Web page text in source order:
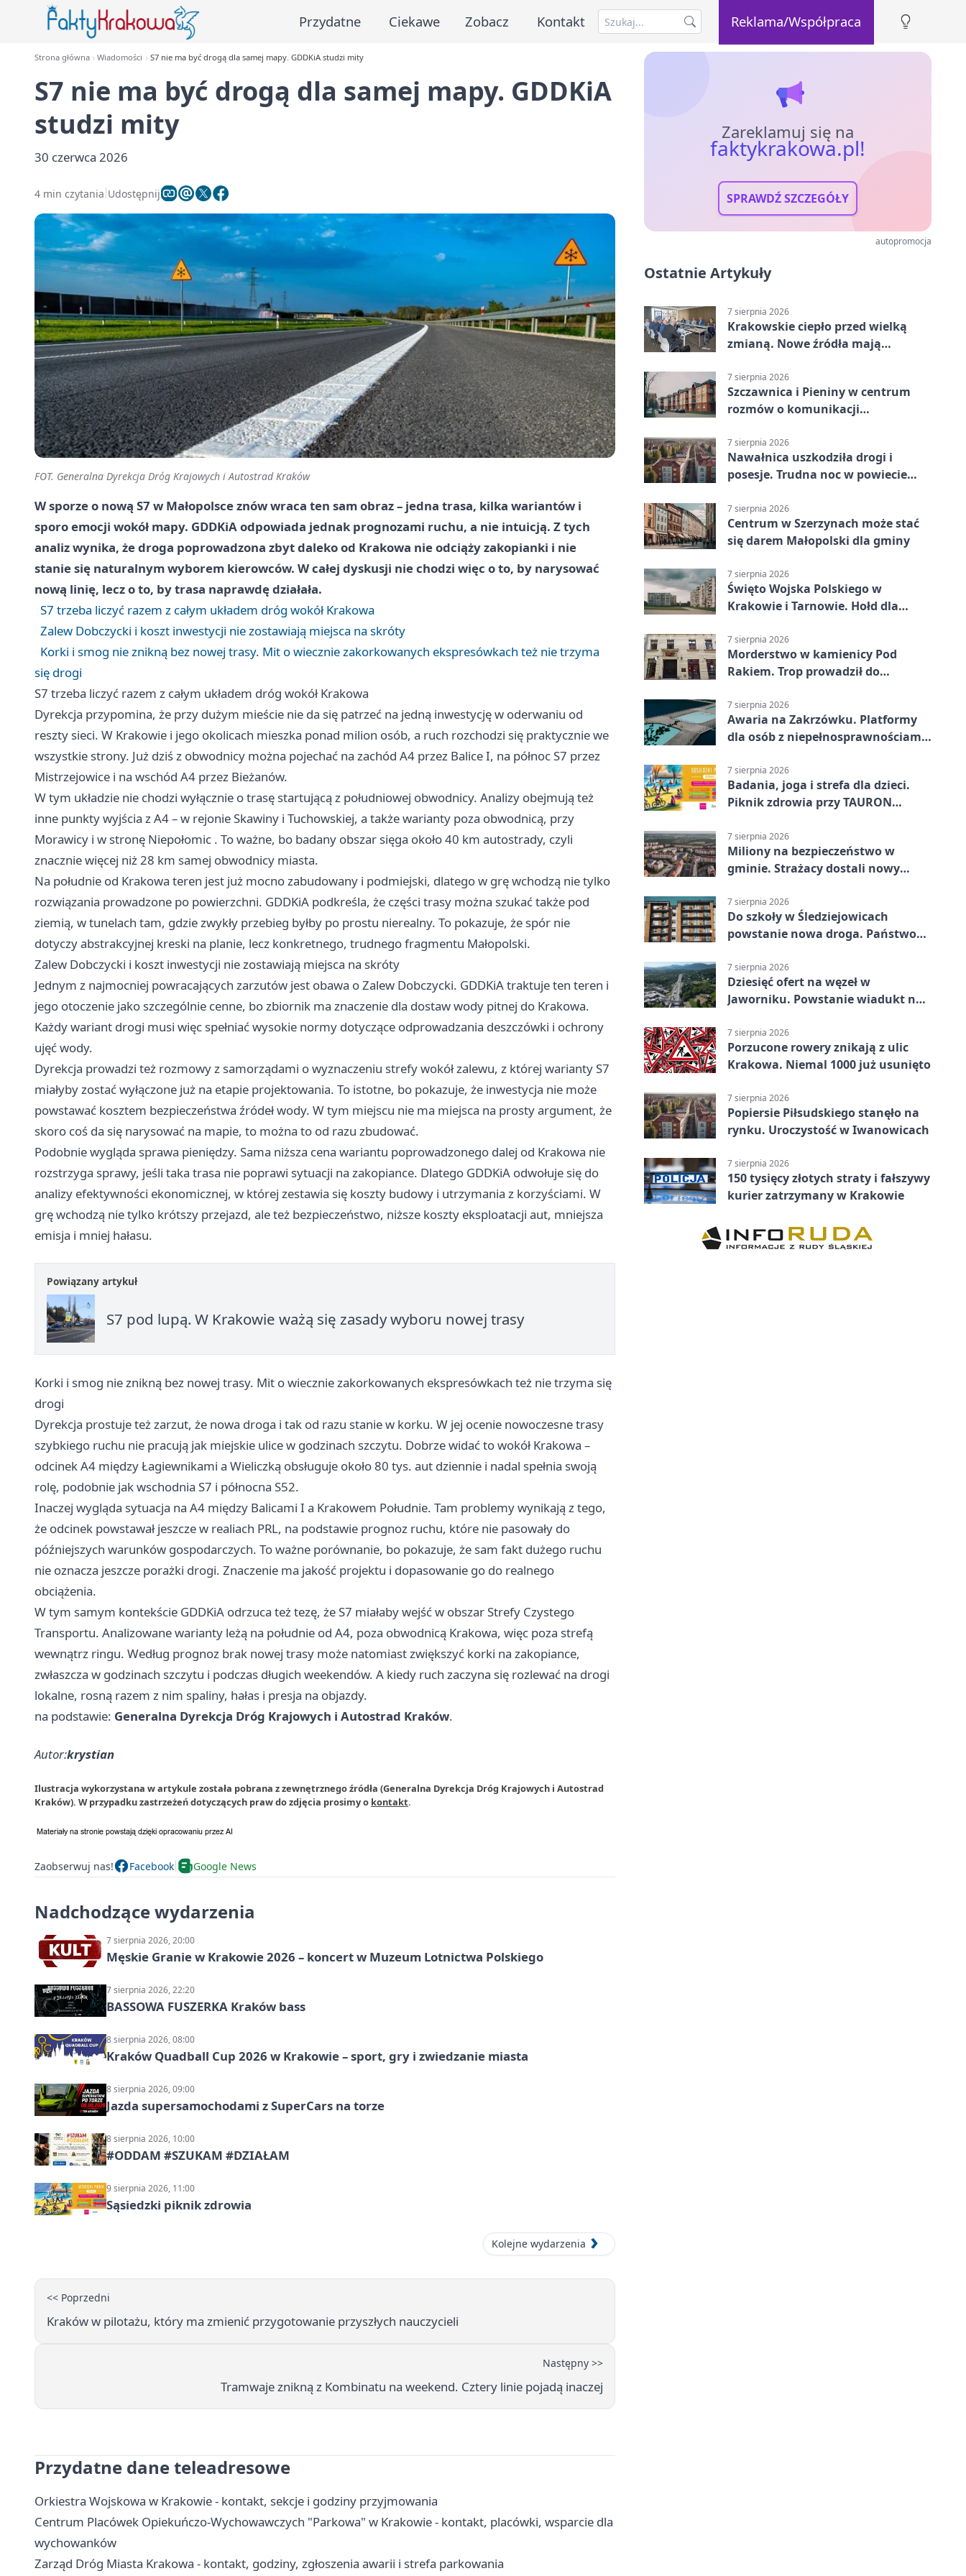
Przydatne Ciekawe Zobacz Kontakt Reklama/Współpraca
Strona główna Wiadomości S7 nie ma być drogą dla samej mapy. GDDKiA studzi mity
S7 nie ma być drogą dla samej mapy. GDDKiA
studzi mity
30 czerwca 2026
4 min czytania Udostępnij
FOT. Generalna Dyrekcja Dróg Krajowych i Autostrad Kraków
W sporze o nową S7 w Małopolsce znów wraca ten sam obraz – jedna trasa, kilka wariantów i
sporo emocji wokół mapy. GDDKiA odpowiada jednak prognozami ruchu, a nie intuicją. Z tych
analiz wynika, że droga poprowadzona zbyt daleko od Krakowa nie odciąży zakopianki i nie
stanie się naturalnym wyborem kierowców. W całej dyskusji nie chodzi więc o to, by narysować
nową linię, lecz o to, by trasa naprawdę działała.
S7 trzeba liczyć razem z całym układem dróg wokół Krakowa
Zalew Dobczycki i koszt inwestycji nie zostawiają miejsca na skróty
Korki i smog nie znikną bez nowej trasy. Mit o wiecznie zakorkowanych ekspresówkach też nie trzyma
się drogi
S7 trzeba liczyć razem z całym układem dróg wokół Krakowa
Dyrekcja przypomina, że przy dużym mieście nie da się patrzeć na jedną inwestycję w oderwaniu od
reszty sieci. W Krakowie i jego okolicach mieszka ponad milion osób, a ruch rozchodzi się praktycznie we
wszystkie strony. Już dziś z obwodnicy można pojechać na zachód A4 przez Balice I, na północ S7 przez
Mistrzejowice i na wschód A4 przez Bieżanów.
W tym układzie nie chodzi wyłącznie o trasę startującą z południowej obwodnicy. Analizy obejmują też
inne punkty wyjścia z A4 – w rejonieSkawiny i Tuchowskiej, a także warianty poza obwodnicą, przy
Morawicy i w stronę Niepołomic . To ważne, bo badany obszar sięga około 40 km autostrady, czyli
znacznie więcej niż 28 km samej obwodnicy miasta.
Na południe od Krakowa teren jest już mocno zabudowany i podmiejski, dlatego w grę wchodzą nie tylko
rozwiązania prowadzone po powierzchni. GDDKiA podkreśla, że części trasy można szukać także pod
ziemią, w tunelach tam, gdzie zwykły przebieg byłby po prostu nierealny. To pokazuje, że spór nie
dotyczy abstrakcyjnej kreski na planie, lecz konkretnego, trudnego fragmentu Małopolski.
Zalew Dobczycki i koszt inwestycji nie zostawiają miejsca na skróty
Jednym z najmocniej powracających zarzutów jest obawa o Zalew Dobczycki. GDDKiA traktuje ten teren i
jego otoczenie jako szczególnie cenne, bo zbiornik ma znaczenie dla dostaw wody pitnej do Krakowa.
Każdy wariant drogi musi więc spełniać wysokie normy dotyczące odprowadzania deszczówki i ochrony
ujęć wody.
Dyrekcja prowadzi też rozmowy z samorządami o wyznaczeniu strefy wokół zalewu, z której warianty S7
miałyby zostać wyłączone już na etapie projektowania. To istotne, bo pokazuje, że inwestycja nie może
powstawać kosztem bezpieczeństwa źródeł wody. W tym miejscu nie ma miejsca na prosty argument, że
skoro coś da się narysować na mapie, to można to od razu zbudować.
Podobnie wygląda sprawa pieniędzy. Sama niższa cena wariantu poprowadzonego dalej od Krakowa nie
rozstrzyga sprawy, jeśli taka trasa nie poprawi sytuacji na zakopiance. Dlatego GDDKiA odwołuje się do
analizy efektywności ekonomicznej, w której zestawia się koszty budowy i utrzymania z korzyściami. W
grę wchodzą nie tylko krótszy przejazd, ale też bezpieczeństwo, niższe koszty eksploatacji aut, mniejsza
emisja i mniej hałasu.
Powiązany artykuł
S7 pod lupą. W Krakowie ważą się zasady wyboru nowej trasy
Korki i smog nie znikną bez nowej trasy. Mit o wiecznie zakorkowanych ekspresówkach też nie trzyma się
drogi
Dyrekcja prostuje też zarzut, że nowa droga i tak od razu stanie w korku. W jej ocenie nowoczesne trasy
szybkiego ruchu nie pracują jak miejskie ulice w godzinach szczytu. Dobrze widać to wokół Krakowa –
odcinek A4 między Łagiewnikami a Wieliczką obsługuje około 80 tys. aut dziennie i nadal spełnia swoją
rolę, podobnie jak wschodnia S7 i północna S52.
Inaczej wygląda sytuacja na A4 między Balicami I a Krakowem Południe. Tam problemy wynikają z tego,
że odcinek powstawał jeszcze w realiach PRL, na podstawie prognoz ruchu, które nie pasowały do
późniejszych warunków gospodarczych. To ważne porównanie, bo pokazuje, że sam fakt dużego ruchu
nie oznacza jeszcze porażki drogi. Znaczenie ma jakość projektu i dopasowanie go do realnego
obciążenia.
W tym samym kontekście GDDKiA odrzuca też tezę, że S7 miałaby wejść w obszar Strefy Czystego
Transportu. Analizowane warianty leżą na południe od A4, poza obwodnicą Krakowa, więc poza strefą
wewnątrz ringu. Według prognoz brak nowej trasy może natomiast zwiększyć korki na zakopiance,
zwłaszcza w godzinach szczytu i podczas długich weekendów. A kiedy ruch zaczyna się rozlewać na drogi
lokalne, rosną razem z nim spaliny, hałas i presja na objazdy.
na podstawie: Generalna Dyrekcja Dróg Krajowych i Autostrad Kraków.
Autor:krystian
Ilustracja wykorzystana w artykule została pobrana z zewnętrznego źródła (Generalna Dyrekcja Dróg Krajowych i Autostrad
Kraków). W przypadku zastrzeżeń dotyczących praw do zdjęcia prosimy o kontakt.
Zaobserwuj nas! Facebook Google News
Nadchodzące wydarzenia
7 sierpnia 2026, 20:00
Męskie Granie w Krakowie 2026 – koncert w Muzeum Lotnictwa Polskiego
7 sierpnia 2026, 22:20
BASSOWA FUSZERKA Kraków bass
8 sierpnia 2026, 08:00
Kraków Quadball Cup 2026 w Krakowie – sport, gry i zwiedzanie miasta
8 sierpnia 2026, 09:00
Jazda supersamochodami z SuperCars na torze
8 sierpnia 2026, 10:00
#ODDAM #SZUKAM #DZIAŁAM
9 sierpnia 2026, 11:00
Sąsiedzki piknik zdrowia
Kolejne wydarzenia
<< Poprzedni
Kraków w pilotażu, który ma zmienić przygotowanie przyszłych nauczycieli
Następny >>
Tramwaje znikną z Kombinatu na weekend. Cztery linie pojadą inaczej
Przydatne dane teleadresowe
Orkiestra Wojskowa w Krakowie - kontakt, sekcje i godziny przyjmowania
Centrum Placówek Opiekuńczo-Wychowawczych "Parkowa" w Krakowie - kontakt, placówki, wsparcie dla
wychowanków
Zarząd Dróg Miasta Krakowa - kontakt, godziny, zgłoszenia awarii i strefa parkowania
Zareklamuj się na
faktykrakowa.pl!
SPRAWDŹ SZCZEGÓŁY
autopromocja
Ostatnie Artykuły
7 sierpnia 2026
Krakowskie ciepło przed wielką
zmianą. Nowe źródła mają
7 sierpnia 2026
Szczawnica i Pieniny w centrum
rozmów o komunikacji
7 sierpnia 2026
Nawałnica uszkodziła drogi i
posesje. Trudna noc w powiecie
7 sierpnia 2026
Centrum w Szerzynach może stać
się darem Małopolski dla gminy
7 sierpnia 2026
Święto Wojska Polskiego w
Krakowie i Tarnowie. Hołd dla
7 sierpnia 2026
Morderstwo w kamienicy Pod
Rakiem. Trop prowadził do
7 sierpnia 2026
Awaria na Zakrzówku. Platformy
dla osób z niepełnosprawnościami
7 sierpnia 2026
Badania, joga i strefa dla dzieci.
Piknik zdrowia przy TAURON
7 sierpnia 2026
Miliony na bezpieczeństwo w
gminie. Strażacy dostali nowy
7 sierpnia 2026
Do szkoły w Śledziejowicach
powstanie nowa droga. Państwo
7 sierpnia 2026
Dziesięć ofert na węzeł w
Jaworniku. Powstanie wiadukt nad
7 sierpnia 2026
Porzucone rowery znikają z ulic
Krakowa. Niemal 1000 już usunięto
7 sierpnia 2026
Popiersie Piłsudskiego stanęło na
rynku. Uroczystość w Iwanowicach
7 sierpnia 2026
150 tysięcy złotych straty i fałszywy
kurier zatrzymany w Krakowie